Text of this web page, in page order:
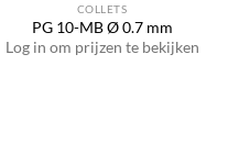
COLLETS
PG 10-MB Ø 0.7 mm
Log in om prijzen te bekijken